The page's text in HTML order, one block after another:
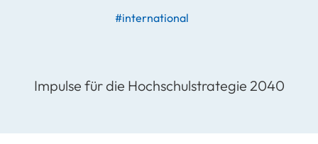
#international
Impulse für die Hochschulstrategie 2040